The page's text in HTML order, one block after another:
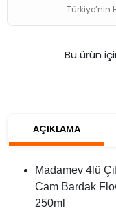
Türkiye’nin
Bu ürün
AÇIKLAMA
Madamev 4lü
Cam Bardak
250ml